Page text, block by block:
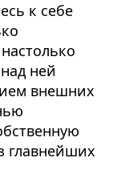
к себе
ней
внешних
главнейших